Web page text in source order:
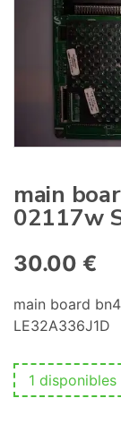
main
02117w
30.00 €
main board
LE32A336J1D
1 disponibles